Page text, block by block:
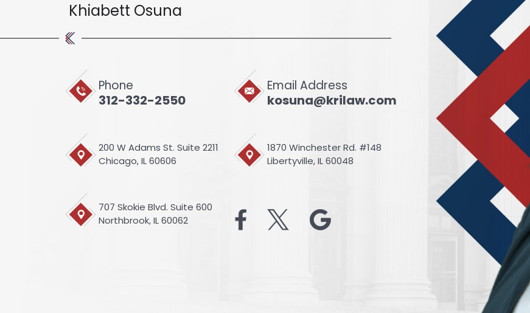
Khiabett Osuna
Phone
312-332-2550
Email Address
kosuna@krilaw.com
200 W Adams St. Suite 2211
Chicago, IL 60606
1870 Winchester Rd. #148
Libertyville, IL 60048
707 Skokie Blvd. Suite 600
Northbrook, IL 60062